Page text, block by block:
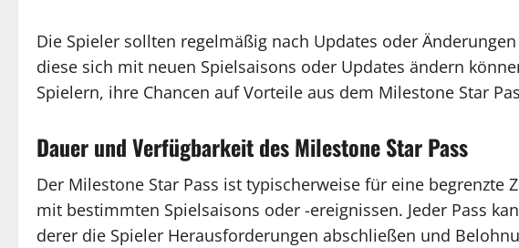
Die Spieler sollten regelmäßig nach Updates oder
diese sich mit neuen Spielsaisons oder Updates ändern
Spielern, ihre Chancen auf Vorteile aus dem Milestone Star
Dauer und Verfügbarkeit des Milestone Star Pass
Der Milestone Star Pass ist typischerweise für eine
mit bestimmten Spielsaisons oder -ereignissen. Jeder Pass
derer die Spieler Herausforderungen abschließen und